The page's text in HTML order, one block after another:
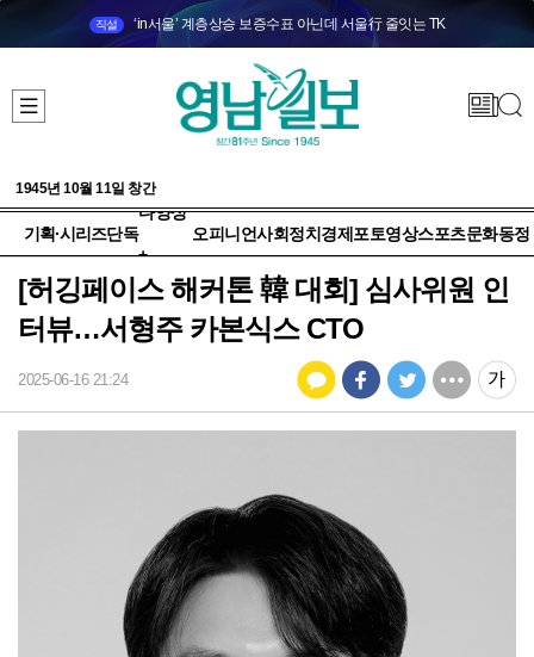
직설 ‘in서울’ 계층상승 보증수표 아닌데 서울行 줄잇는 TK
1945년 10월 11일 창간
기획·시리즈단독
다양성
+
오피니언사회정치 경제 포토영상스포츠문화동정
[허깅페이스 해커톤 韓 대회] 심사위원 인
터뷰…서형주 카본식스 CTO
2025-06-16 21:24